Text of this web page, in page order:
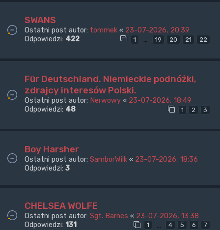
SWANS
Ostatni post autor: tommek « 23-07-2026, 20:39
Odpowiedzi: 422 1 … 19 20 21 22
Für Deutschland. Niemieckie podnóżki,
zdrajcy interesów Polski.
Ostatni post autor: Nerwowy « 23-07-2026, 18:49
Odpowiedzi: 48 1 2 3
Boy Harsher
Ostatni post autor: SamborWilk « 23-07-2026, 18:36
Odpowiedzi: 3
CHELSEA WOLFE
Ostatni post autor: Sgt. Barnes « 23-07-2026, 13:38
Odpowiedzi: 131 1 … 4 5 6 7